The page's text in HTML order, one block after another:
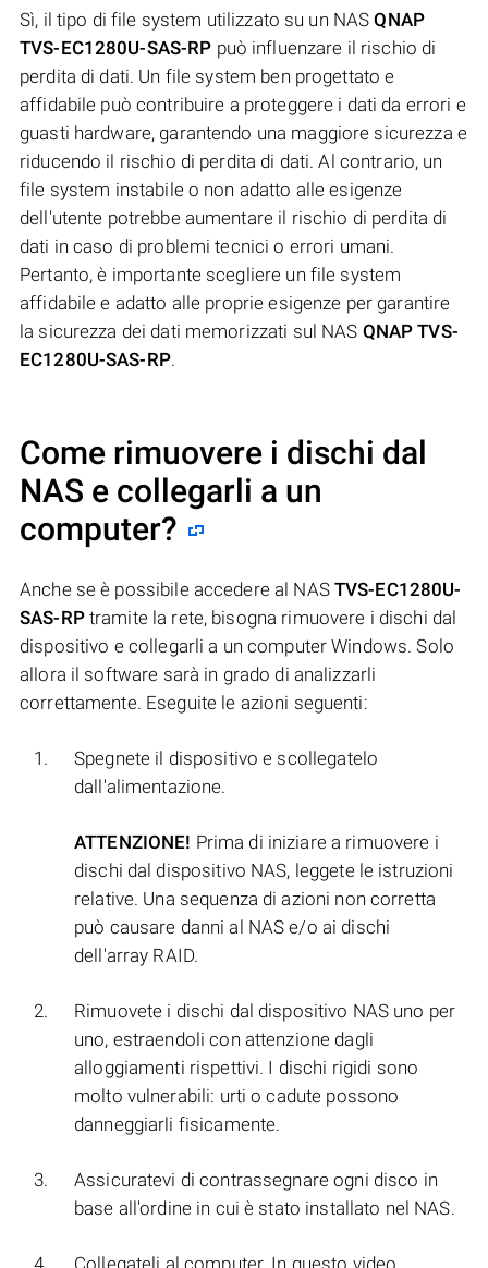
Sì, il tipo di file system utilizzato su un NASQNAP
TVS-EC1280U-SAS-RP può influenzare il rischio di
perdita di dati. Un file system ben progettato e
affidabile può contribuire a proteggere i dati da errori e
guasti hardware, garantendo una maggiore sicurezza e
riducendo il rischio di perdita di dati. Al contrario, un
file system instabile o non adatto alle esigenze
dell'utente potrebbe aumentare il rischio di perdita di
dati in caso di problemi tecnici o errori umani.
Pertanto, è importante scegliere un file system
affidabile e adatto alle proprie esigenze per garantire
la sicurezza dei dati memorizzati sul NAS QNAP TVS-
EC1280U-SAS-RP.
Come rimuovere i dischi dal
NAS e collegarli a un
computer?
Anche se è possibile accedere al NAS TVS-EC1280U-
SAS-RPtramite la rete, bisogna rimuovere i dischi dal
dispositivo e collegarli a un computer Windows. Solo
allora il software sarà in grado di analizzarli
correttamente. Eseguite le azioni seguenti:
Spegnete il dispositivo e scollegatelo
dall'alimentazione.
ATTENZIONE! Prima di iniziare a rimuovere i
dischi dal dispositivo NAS, leggete le istruzioni
relative. Una sequenza di azioni non corretta
può causare danni al NAS e/o ai dischi
dell'array RAID.
Rimuovete i dischi dal dispositivo NAS uno per
uno, estraendoli con attenzione dagli
alloggiamenti rispettivi. I dischi rigidi sono
molto vulnerabili: urti o cadute possono
danneggiarli fisicamente.
Assicuratevi di contrassegnare ogni disco in
base all'ordine in cui è stato installato nel NAS.